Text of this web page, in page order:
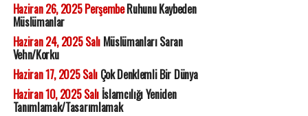
Haziran 26, 2025 PerşembeRuhunu Kaybeden
Müslümanlar
Haziran 24, 2025 SalıMüslümanları Saran
Vehn/Korku
Haziran 17, 2025 SalıÇok Denklemli Bir Dünya
Haziran 10, 2025 Salıİslamcılığı Yeniden
Tanımlamak/Tasarımlamak